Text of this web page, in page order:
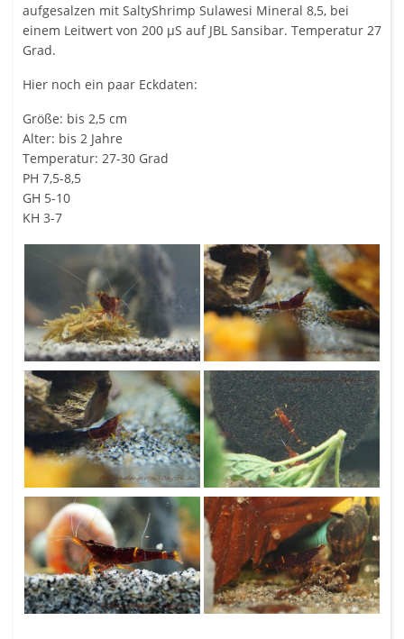
aufgesalzen mit SaltyShrimp Sulawesi Mineral 8,5, bei
einem Leitwert von 200 µS auf JBL Sansibar. Temperatur 27
Grad.
Hier noch ein paar Eckdaten:
Größe: bis 2,5 cm
Alter: bis 2 Jahre
Temperatur: 27-30 Grad
PH 7,5-8,5
GH 5-10
KH 3-7